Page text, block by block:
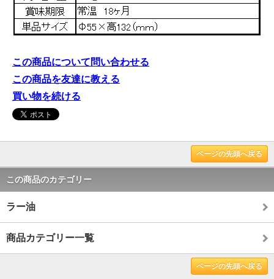
この商品について問い合わせる
この商品を友達に教える
買い物を続ける
ページの先頭へ戻る
この商品のカテゴリー
ラー油
商品カテゴリー一覧
ページの先頭へ戻る